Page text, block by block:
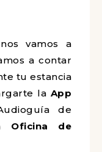
vamos a
a contar
tu estancia
la App
de
Oficina de